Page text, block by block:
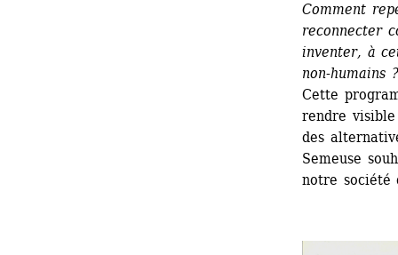
Comment
reconnecter
inventer, à
non-humains
Cette
rendre
des
Semeuse
notre société